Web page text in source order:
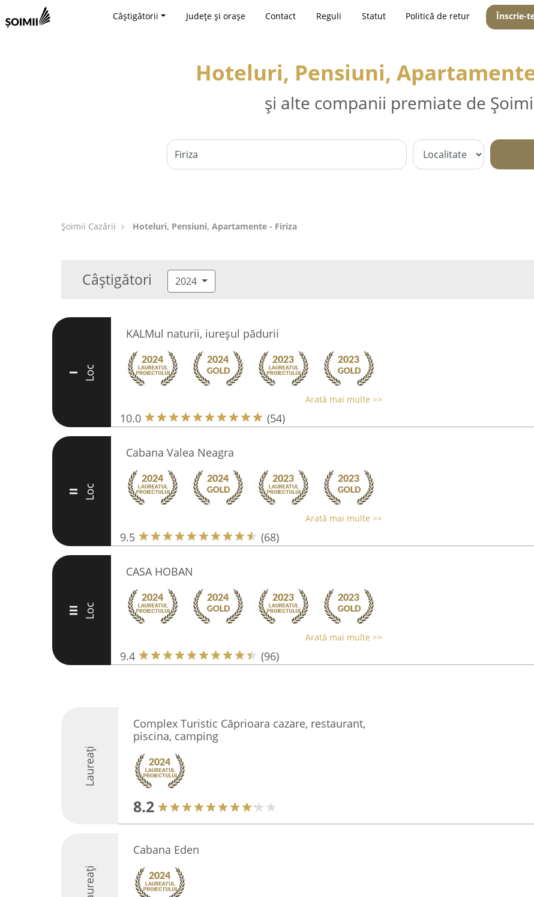
Câștigătorii Județe și orașe Contact Reguli Statut Politică de retur Înscrie-
Hoteluri, Pensiuni,
și alte companii premiate de
Șoimii Cazării Hoteluri, Pensiuni, Apartamente - Firiza
Câștigători 2024
I Loc
KALMul naturii, iureșul pădurii
Arată mai multe >>
10.0 (54)
II Loc
Cabana Valea Neagra
Arată mai multe >>
9.5 (68)
III Loc
CASA HOBAN
Arată mai multe >>
9.4 (96)
Laureați
Complex Turistic Căprioara cazare, restaurant,
piscina, camping
8.2
Laureați
Cabana Eden